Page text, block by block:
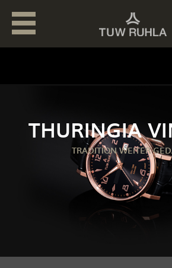
THURINGIA
TRADITION WEITER